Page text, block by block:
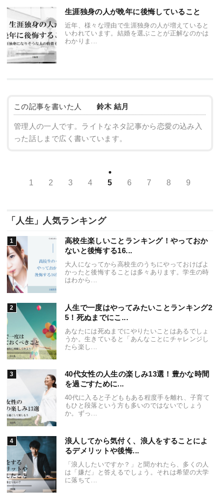
生涯独身の人が晩年に後悔していること
近年、様々な理由で生涯独身の人が増えていると
いわれています。結婚を選ぶことが正解なのかは
わかりま...
この記事を書いた人 鈴木 結月
管理人の一人です。ライトなネタ記事から恋愛の込み入
った話しまで広く書いています。
1 2 3 4 5 6 7 8 9
「人生」人気ランキング
高校生楽しいことランキング！やっておか
ないと後悔する16...
大人になってから高校生のうちにやっておけばよ
かったと後悔することは多々あります。学生の時
はわから...
人生で一度はやってみたいことランキング2
5！死ぬまでにこ...
あなたには死ぬまでにやりたいことはあるでしょ
うか。生きていると「あんなことにチャレンジし
たら楽し...
40代女性の人生の楽しみ13選！豊かな時間
を過ごすために...
40代に入ると子どももある程度手を離れ、子育て
もひと段落という方も多いのではないでしょう
か。ずっ...
浪人してから気付く、浪人をすることによ
るデメリットや後悔...
「浪人したいですか？」と聞かれたら、多くの人
は「嫌だ」と答えるでしょう。それは希望の大学
に落ちて...